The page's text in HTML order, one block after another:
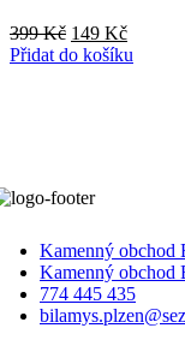
399Kč Původní
cena
149 KčAktuální
cena
Přidat do košíku
Kamenný obchod
Kamenný obchod
774 445 435